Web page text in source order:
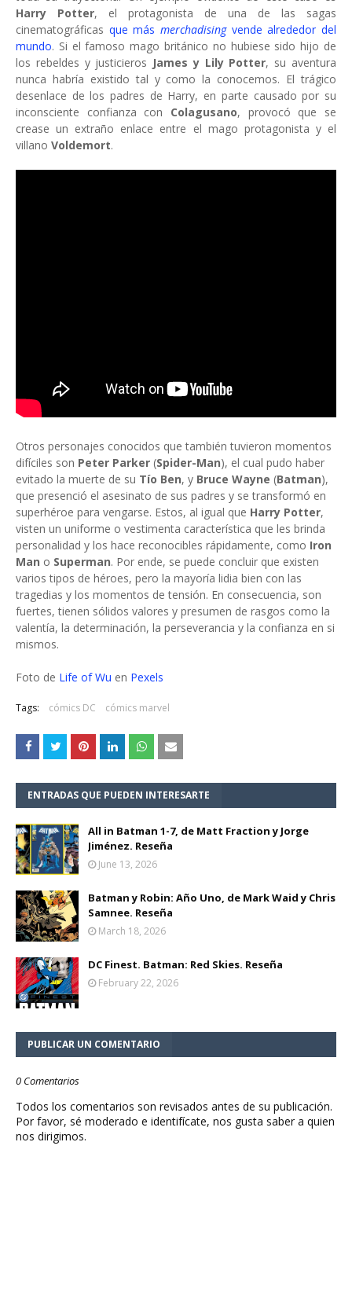
Harry Potter, el protagonista de una de las sagas
cinematográficas que másmerchadising vende alrededor del
mundo. Si el famoso mago británico no hubiese sido hijo de
los rebeldes y justicieros James y Lily Potter, su aventura
nunca habría existido tal y como la conocemos. El trágico
desenlace de los padres de Harry, en parte causado por su
inconsciente confianza con Colagusano, provocó que se
crease un extraño enlace entre el mago protagonista y el
villano Voldemort.
Otros personajes conocidos que también tuvieron momentos
difíciles son Peter Parker (Spider-Man), el cual pudo haber
evitado la muerte de su Tío Ben, y Bruce Wayne (Batman),
que presenció el asesinato de sus padres y se transformó en
superhéroe para vengarse. Estos, al igual que Harry Potter,
visten un uniforme o vestimenta característica que les brinda
personalidad y los hace reconocibles rápidamente, como Iron
Man o Superman. Por ende, se puede concluir que existen
varios tipos de héroes, pero la mayoría lidia bien con las
tragedias y los momentos de tensión. En consecuencia, son
fuertes, tienen sólidos valores y presumen de rasgos como la
valentía, la determinación, la perseverancia y la confianza en si
mismos.
Foto de Life of Wu en Pexels
Tags: cómics DC cómics marvel
ENTRADAS QUE PUEDEN INTERESARTE
All in Batman 1-7, de Matt Fraction y Jorge
Jiménez. Reseña
June 13, 2026
Batman y Robin: Año Uno, de Mark Waid y Chris
Samnee. Reseña
March 18, 2026
DC Finest. Batman: Red Skies. Reseña
February 22, 2026
PUBLICAR UN COMENTARIO
0 Comentarios
Todos los comentarios son revisados antes de su publicación.
Por favor, sé moderado e identifícate, nos gusta saber a quien
nos dirigimos.